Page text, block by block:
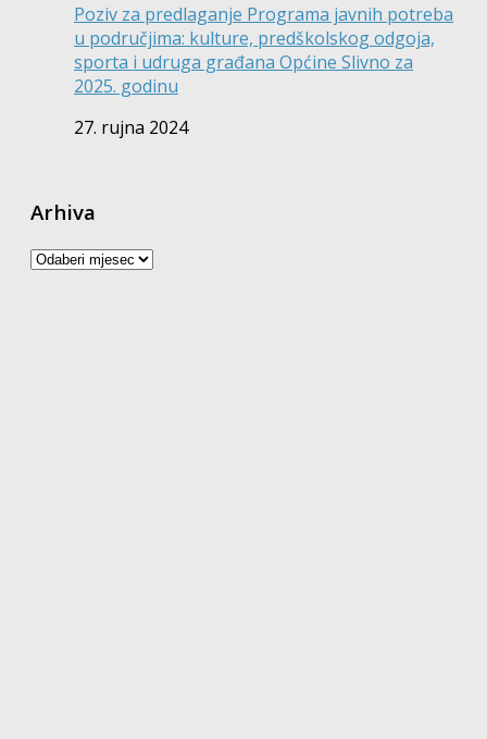
Poziv za predlaganje Programa javnih potreba
u područjima: kulture, predškolskog odgoja,
sporta i udruga građana Općine Slivno za
2025. godinu
27. rujna 2024
Arhiva
Arhiva